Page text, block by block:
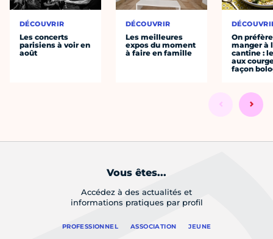
DÉCOUVRIR
Les concerts
parisiens à voir en
août
DÉCOUVRIR
Les meilleures
expos du moment
à faire en famille
On préfère
manger à
cantine :
aux
façon
Vous êtes...
Accédez à des actualités et
informations pratiques par profil
PROFESSIONNEL ASSOCIATION JEUNE